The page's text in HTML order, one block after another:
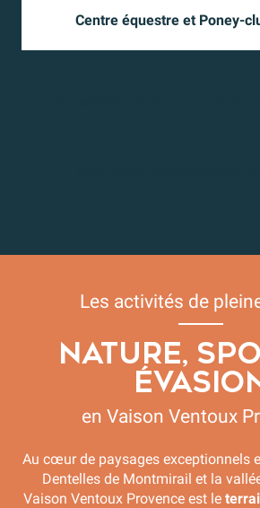
Centre équestre et Poney-
Les activités de
NATURE,
en Vaison Ventoux
Au cœur de paysages exceptionnels
Dentelles de Montmirail et la
Vaison Ventoux Provence est le